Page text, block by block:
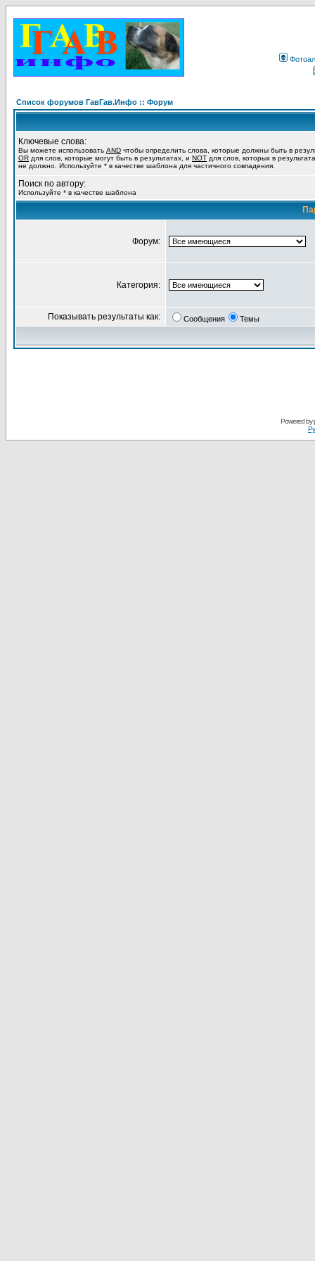
Список форумов ГавГав.Инфо :: Форум
Ключевые слова:
Вы можете использовать AND чтобы определить слова, которые должны быть в
OR для слов, которые могут быть в результатах, и NOT для слов, которых в
не должно. Используйте * в качестве шаблона для частичного совпадения.
Поиск по автору:
Используйте * в качестве шаблона
Форум:
Категория:
Показывать результаты как: Сообщения Темы
Powered by